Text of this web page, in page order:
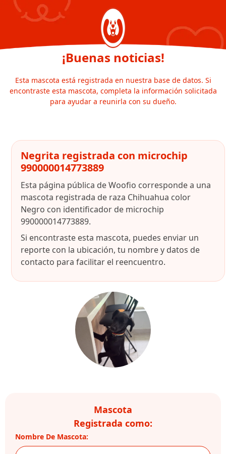
¡Buenas noticias!
Esta mascota está registrada en nuestra base de datos. Si
encontraste esta mascota, completa la información solicitada
para ayudar a reunirla con su dueño.
Negrita registrada con microchip
990000014773889
Esta página pública de Woofio corresponde a una
mascota registrada de raza Chihuahua color
Negro con identificador de microchip
990000014773889.
Si encontraste esta mascota, puedes enviar un
reporte con la ubicación, tu nombre y datos de
contacto para facilitar el reencuentro.
Mascota
Registrada como:
Nombre De Mascota: